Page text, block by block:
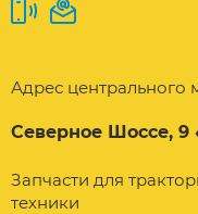
Адрес центрального
Северное Шоссе, 9
Запчасти для
техники